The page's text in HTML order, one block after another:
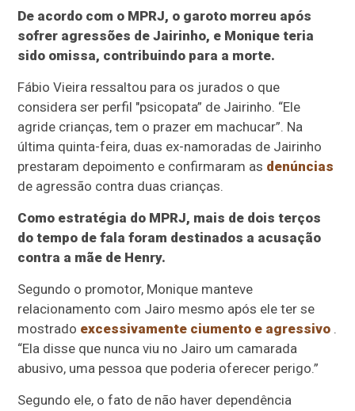
De acordo com o MPRJ, o garoto morreu após
sofrer agressões de Jairinho, e Monique teria
sido omissa, contribuindo para a morte.
Fábio Vieira ressaltou para os jurados o que
considera ser perfil "psicopata” de Jairinho. “Ele
agride crianças, tem o prazer em machucar”. Na
última quinta-feira, duas ex-namoradas de Jairinho
prestaram depoimento e confirmaram as denúncias
de agressão contra duas crianças.
Como estratégia do MPRJ, mais de dois terços
do tempo de fala foram destinados a acusação
contra a mãe de Henry.
Segundo o promotor, Monique manteve
relacionamento com Jairo mesmo após ele ter se
mostrado excessivamente ciumento e agressivo .
“Ela disse que nunca viu no Jairo um camarada
abusivo, uma pessoa que poderia oferecer perigo.”
Segundo ele, o fato de não haver dependência